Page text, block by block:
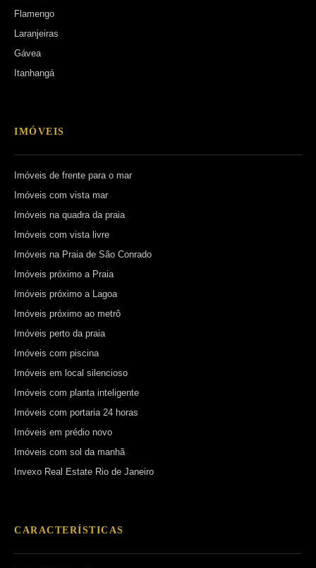
Flamengo
Laranjeiras
Gávea
Itanhangá
IMÓVEIS
Imóveis de frente para o mar
Imóveis com vista mar
Imóveis na quadra da praia
Imóveis com vista livre
Imóveis na Praia de São Conrado
Imóveis próximo a Praia
Imóveis próximo a Lagoa
Imóveis próximo ao metrô
Imóveis perto da praia
Imóveis com piscina
Imóveis em local silencioso
Imóveis com planta inteligente
Imóveis com portaria 24 horas
Imóveis em prédio novo
Imóveis com sol da manhã
Invexo Real Estate Rio de Janeiro
CARACTERÍSTICAS